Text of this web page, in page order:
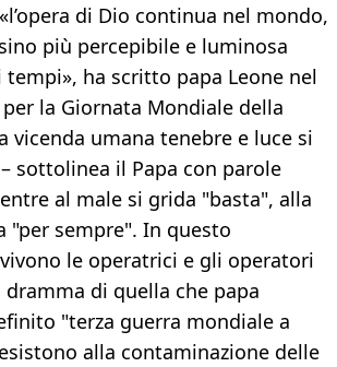
di Dio continua nel mondo,
più percepibile e luminosa
tempі», ha scritto papa Leone nel
la Giornata Mondiale della
vicenda umana tenebre e luce si
sottolinea il Papa con parole
al male si grida "basta", alla
"per sempre". In questo
le operatrici e gli operatori
dramma di quella che papa
"terza guerra mondiale a
alla contaminazione delle